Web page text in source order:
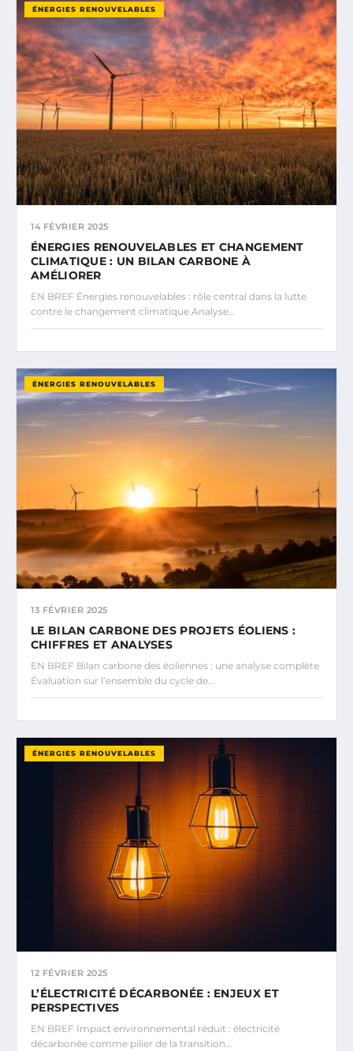
ÉNERGIES RENOUVELABLES
14 FÉVRIER 2025
ÉNERGIES RENOUVELABLES ET CHANGEMENT
CLIMATIQUE : UN BILAN CARBONE À
AMÉLIORER
EN BREF Énergies renouvelables : rôle central dans la lutte
contre le changement climatique Analyse…
ÉNERGIES RENOUVELABLES
13 FÉVRIER 2025
LE BILAN CARBONE DES PROJETS ÉOLIENS :
CHIFFRES ET ANALYSES
EN BREF Bilan carbone des éoliennes : une analyse complète
Évaluation sur l’ensemble du cycle de…
ÉNERGIES RENOUVELABLES
12 FÉVRIER 2025
L’ÉLECTRICITÉ DÉCARBONÉE : ENJEUX ET
PERSPECTIVES
EN BREF Impact environnemental réduit : électricité
décarbonée comme pilier de la transition…